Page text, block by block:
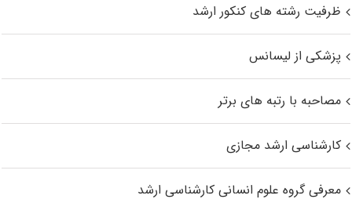
ظرفیت رشته های کنکور ارشد
پزشکی از لیسانس
مصاحبه با رتبه های برتر
کارشناسی ارشد مجازی
معرفی گروه علوم انسانی کارشناسی ارشد